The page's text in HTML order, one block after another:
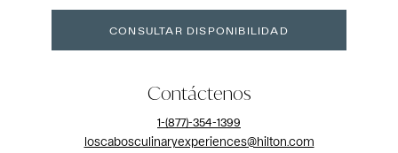
CONSULTAR DISPONIBILIDAD
Contáctenos
1-(877)-354-1399
loscabosculinaryexperiences@hilton.com